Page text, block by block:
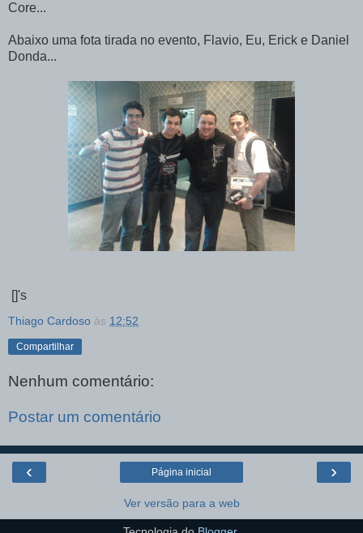
Core...
Abaixo uma fota tirada no evento, Flavio, Eu, Erick e Daniel
Donda...
[]'s
Thiago Cardoso às 12:52
Compartilhar
Nenhum comentário:
Postar um comentário
‹ ›
Página inicial
Ver versão para a web